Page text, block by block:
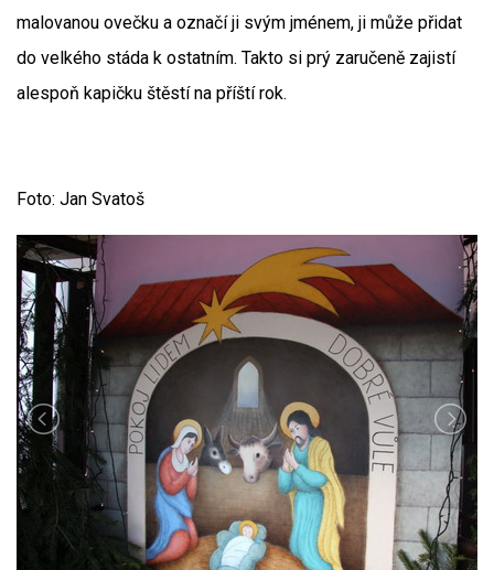
malovanou ovečku a označí ji svým jménem, ji může přidat
do velkého stáda k ostatním. Takto si prý zaručeně zajistí
alespoň kapičku štěstí na příští rok.
Foto: Jan Svatoš